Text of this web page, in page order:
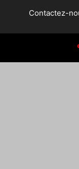
Contactez-